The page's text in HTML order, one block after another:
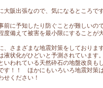
大阪出張なので、気になるところです
前に予知したり防ぐことが難しいの
度備えて被害を最小限にすることが
、さまざまな地震対策をしております
液状化がひどいと予測されています。
いわれている天然砕石の地盤改良も
す！！ ほかにもいろいろ地震対策
せください！